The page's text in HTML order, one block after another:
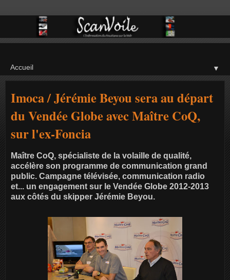
▼
Imoca / Jérémie Beyou sera au départ
du Vendée Globe avec Maître CoQ,
sur l'ex-Foncia
Maître CoQ, spécialiste de la volaille de qualité,
accélère son programme de communication grand
public. Campagne télévisée, communication radio
et... un engagement sur le Vendée Globe 2012-2013
aux côtés du skipper Jérémie Beyou.